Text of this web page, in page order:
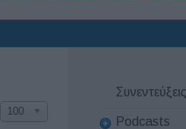
100
Συνεντεύξεις
Podcasts